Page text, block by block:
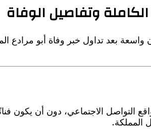
وتفاصيل الوفاة
واسعة بعد تداول خبر وفاة أبو
الاجتماعي، دون أن يكون فنانًا
المملكة.